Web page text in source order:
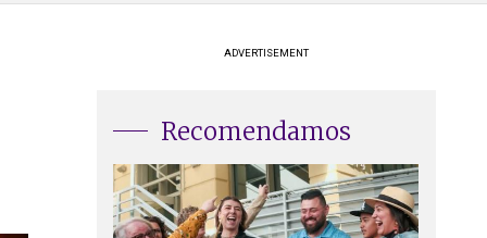
ADVERTISEMENT
Recomendamos